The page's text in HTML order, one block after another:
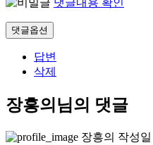
댓글내용 확인
댓글옵션
답변
삭제
장흥의님의 댓글
장흥의 작성일